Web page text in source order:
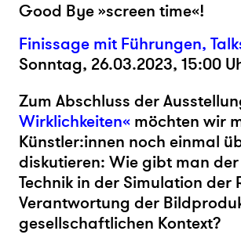
Good Bye »screen time«!
Finissage mit Führungen,
Sonntag, 26.03.2023, 15:00
Zum Abschluss der
Wirklichkeiten« möchten wir
Künstler:innen noch einmal
diskutieren: Wie gibt man
Technik in der Simulation der
Verantwortung der
gesellschaftlichen Kontext?